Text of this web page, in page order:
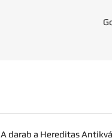
A darab a Hereditas